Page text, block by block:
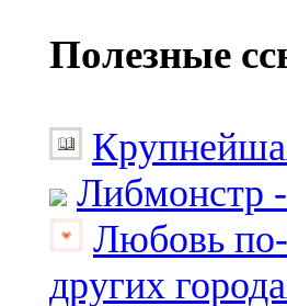
Полезные
Либмонстр
Любовь по-
других